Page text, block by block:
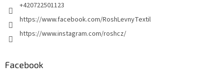
+420722501123
https://www.facebook.com/RoshLevnyTextil
https://www.instagram.com/roshcz/
Facebook